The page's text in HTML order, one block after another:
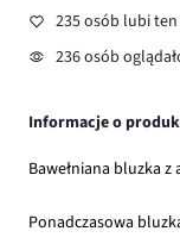
235 osób lubi
236 osób
Informacje o
Bawełniana bluzka
Ponadczasowa